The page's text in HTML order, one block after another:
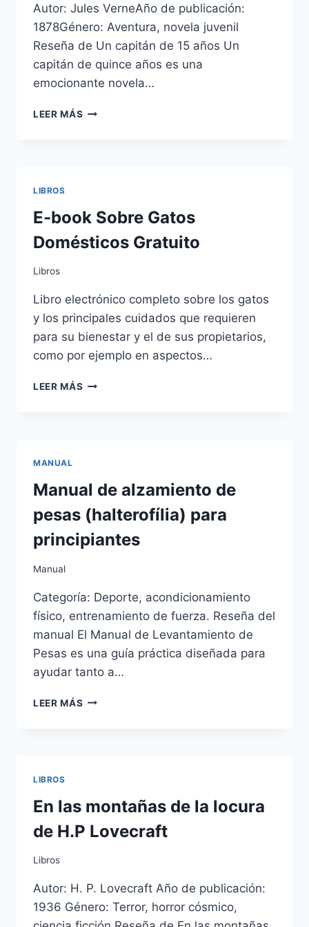
Autor: Jules VerneAño de publicación:
1878Género: Aventura, novela juvenil
Reseña de Un capitán de 15 años Un
capitán de quince años es una
emocionante novela…
LEER MÁS UN
VERNE
LIBROS
E-book Sobre Gatos
Domésticos Gratuito
Libros
Libro electrónico completo sobre los gatos
y los principales cuidados que requieren
para su bienestar y el de sus propietarios,
como por ejemplo en aspectos…
LEER MÁS E-
MANUAL
Manual de alzamiento de
pesas (halterofília) para
principiantes
Manual
Categoría: Deporte, acondicionamiento
físico, entrenamiento de fuerza. Reseña del
manual El Manual de Levantamiento de
Pesas es una guía práctica diseñada para
ayudar tanto a…
LEER MÁS MANUAL
PRINCIPIANTES
LIBROS
En las montañas de la locura
de H.P Lovecraft
Libros
Autor: H. P. Lovecraft Año de publicación:
1936 Género: Terror, horror cósmico,